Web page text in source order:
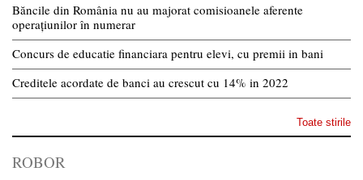
Băncile din România nu au majorat comisioanele aferente
operațiunilor în numerar
Concurs de educatie financiara pentru elevi, cu premii in bani
Creditele acordate de banci au crescut cu 14% in 2022
Toate stirile
ROBOR